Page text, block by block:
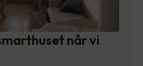
når vi